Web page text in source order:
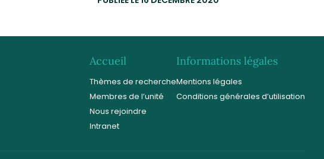
Accueil
Thèmes de recherche
Membres de l’unité
Nous rejoindre
Intranet
Informations légales
Mentions légales
Conditions générales d’utilisation